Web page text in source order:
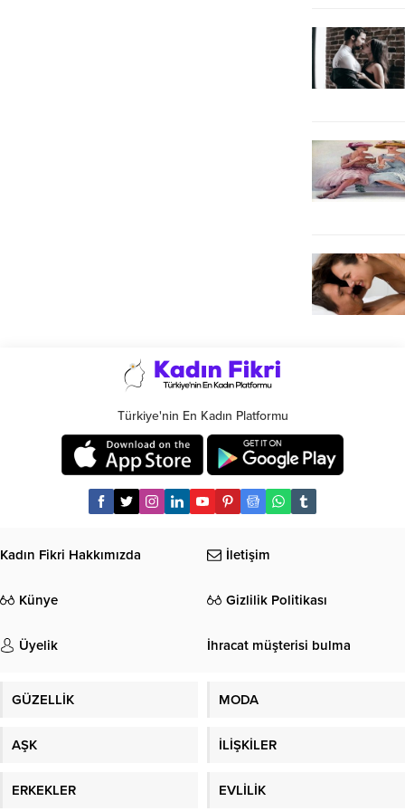
Türkiye'nin En Kadın Platformu
Kadın Fikri Hakkımızda İletişim
Künye Gizlilik Politikası
Üyelik İhracat müşterisi bulma
GÜZELLİK MODA
AŞK İLİŞKİLER
ERKEKLER EVLİLİK